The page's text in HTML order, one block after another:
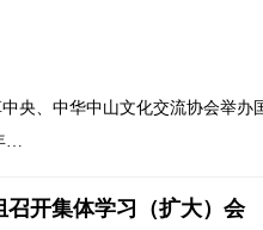
央、中华中山文化交流协会举办
…
开集体学习（扩大）会